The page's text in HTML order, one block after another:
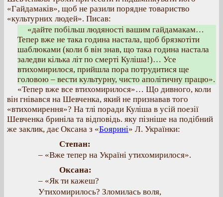
«Гайдамаків», щоб не разили порядне товариство
«культурних людей». Писав:
«дайте побільш людяності вашим гайдамакам…
Тепер вже не така година настала, щоб брязкотіти
шаблюками (коли б він знав, що така година настала
заледви кілька літ по смерті Куліша!)… Усе
втихомирилося, прийшла пора потрудитися ще
головою – вести культурну, чисто аполітичну працю».
«Тепер вже все втихомирилося»… Що дивного, коли
він гнівався на Шевченка, який не признавав того
«втихомирення»? На тлі поради Куліша в усій поезії
Шевченка бриніла та відповідь. яку пізніше на подібний
же заклик, дає Оксана з «Боярині» Л. Українки:
Степан:
– «Вже тепер на Україні утихомирилося».
Оксана:
– «Як ти кажеш?
Утихомирилось? Зломилась воля,